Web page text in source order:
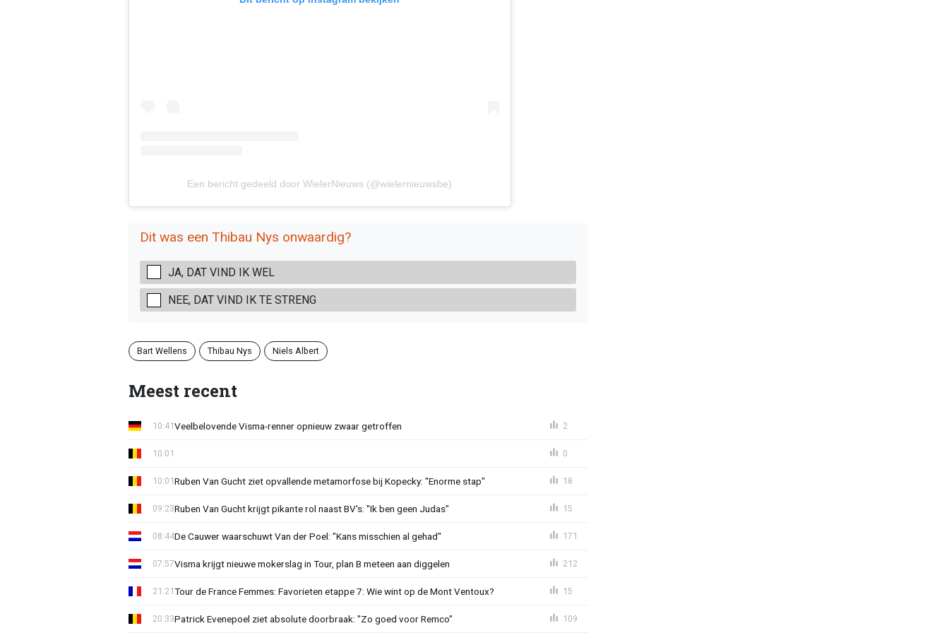
Een bericht gedeeld door WielerNieuws (@wielernieuwsbe)
Dit was een Thibau Nys onwaardig?
JA, DAT VIND IK WEL
NEE, DAT VIND IK TE STRENG
Bart Wellens Thibau Nys Niels Albert
Meest recent
Veelbelovende Visma-renner opnieuw zwaar getroffen
10:41 2
10:01 0
Ruben Van Gucht ziet opvallende metamorfose bij Kopecky: "Enorme stap"
10:01 18
Ruben Van Gucht krijgt pikante rol naast BV's: "Ik ben geen Judas"
09:23 15
De Cauwer waarschuwt Van der Poel: "Kans misschien al gehad"
08:44 171
Visma krijgt nieuwe mokerslag in Tour, plan B meteen aan diggelen
07:57 212
Tour de France Femmes: Favorieten etappe 7: Wie wint op de Mont Ventoux?
21:21 15
Patrick Evenepoel ziet absolute doorbraak: "Zo goed voor Remco"
20:33 109